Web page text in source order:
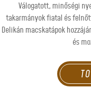
Válogatott, minőségi
takarmányok fiatal és
Delikán macskatápok
és